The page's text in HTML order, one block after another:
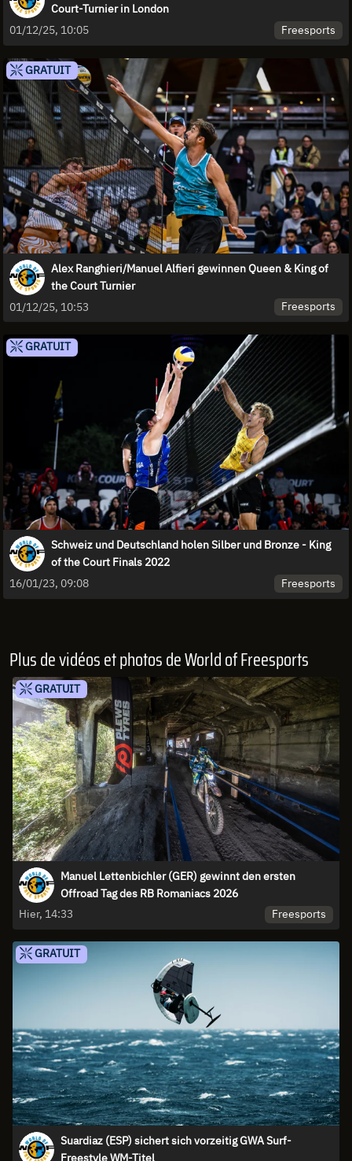
Court-Turnier in London
01/12/25, 10:05
Freesports
GRATUIT
Alex Ranghieri/Manuel Alfieri gewinnen Queen & King of
the Court Turnier
01/12/25, 10:53
Freesports
GRATUIT
Schweiz und Deutschland holen Silber und Bronze - King
of the Court Finals 2022
16/01/23, 09:08
Freesports
Plus de vidéos et photos de World of Freesports
GRATUIT
Manuel Lettenbichler (GER) gewinnt den ersten
Offroad Tag des RB Romaniacs 2026
Hier, 14:33
Freesports
GRATUIT
Suardiaz (ESP) sichert sich vorzeitig GWA Surf-
Freestyle WM-Titel